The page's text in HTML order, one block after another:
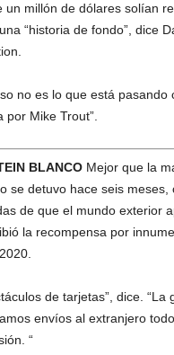
un millón de dólares solían
“historia de fondo”, dice
no es lo que está pasando
por Mike Trout”.
BLANCO Mejor que la
se detuvo hace seis
de que el mundo exterior
la recompensa por
de tarjetas”, dice. “La
envíos al extranjero
“